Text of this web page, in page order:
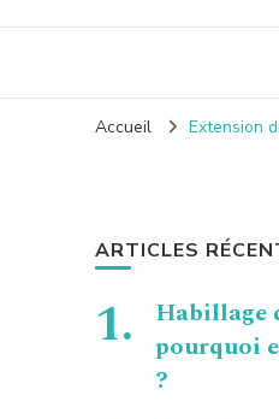
Accueil Extension
ARTICLES
Habillage
pourquoi
?